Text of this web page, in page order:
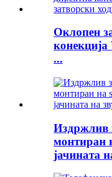
Оклопен
конекција
...
Издржлив
монтиран
јачината